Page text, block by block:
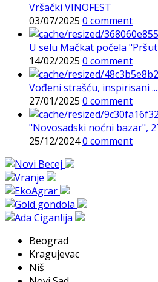
Vršački VINOFEST
03/07/2025 0 comment
U selu Mačkat počela
14/02/2025 0 comment
Vođeni strašću, inspirisani ...
27/01/2025 0 comment
"Novosadski noćni bazar",
25/12/20240 comment
Beograd
Kragujevac
Niš